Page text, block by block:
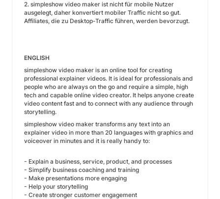
2. simpleshow video maker ist nicht für mobile Nutzer
ausgelegt, daher konvertiert mobiler Traffic nicht so gut.
Affiliates, die zu Desktop-Traffic führen, werden bevorzugt.
ENGLISH
simpleshow video maker is an online tool for creating
professional explainer videos. It is ideal for professionals and
people who are always on the go and require a simple, high
tech and capable online video creator. It helps anyone create
video content fast and to connect with any audience through
storytelling.
simpleshow video maker transforms any text into an
explainer video in more than 20 languages with graphics and
voiceover in minutes and it is really handy to:
- Explain a business, service, product, and processes
- Simplify business coaching and training
- Make presentations more engaging
- Help your storytelling
- Create stronger customer engagement